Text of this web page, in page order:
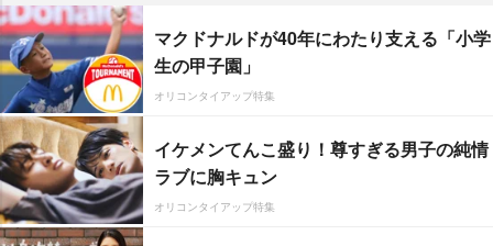
マクドナルドが40年にわたり支える「小学
生の甲子園」
オリコンタイアップ特集
イケメンてんこ盛り！尊すぎる男子の純情
ラブに胸キュン
オリコンタイアップ特集